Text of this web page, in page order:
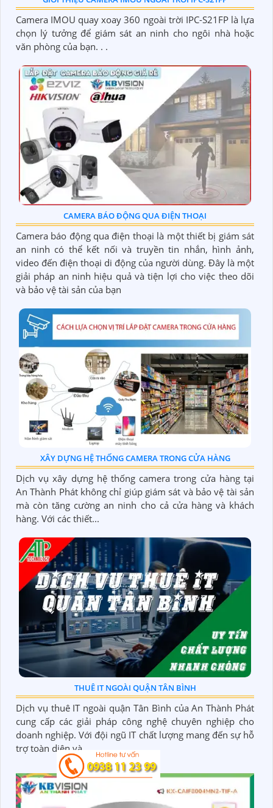
Camera IMOU quay xoay 360 ngoài trời IPC-S21FP là lựa
chọn lý tưởng để giám sát an ninh cho ngôi nhà hoặc
văn phòng của bạn. . .
CAMERA BÁO ĐỘNG QUA ĐIỆN THOẠI
Camera báo động qua điện thoại là một thiết bị giám sát
an ninh có thể kết nối và truyền tin nhắn, hình ảnh,
video đến điện thoại di động của người dùng. Đây là một
giải pháp an ninh hiệu quả và tiện lợi cho việc theo dõi
và bảo vệ tài sản của bạn
XÂY DỰNG HỆ THỐNG CAMERA TRONG CỬA HÀNG
Dịch vụ xây dựng hệ thống camera trong cửa hàng tại
An Thành Phát không chỉ giúp giám sát và bảo vệ tài sản
mà còn tăng cường an ninh cho cả cửa hàng và khách
hàng. Với các thiết...
THUÊ IT NGOÀI QUẬN TÂN BÌNH
Dịch vụ thuê IT ngoài quận Tân Bình của An Thành Phát
cung cấp các giải pháp công nghệ chuyên nghiệp cho
doanh nghiệp. Với đội ngũ IT chất lượng mang đến sự hỗ
trợ toàn diện và...